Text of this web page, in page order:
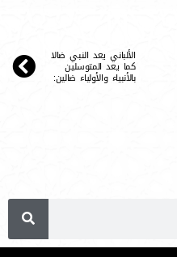
الألباني يعد النبي ضالا
كما يعد المتوسلين
بالأنبياء والأولياء ضالين: